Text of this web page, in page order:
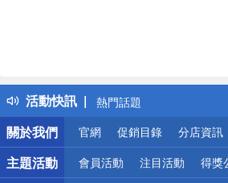
活動快訊
得獎公告
熱門話題
銀行優惠
偏遠地區配送
詐騙網頁！請小心！
關於我們
官網 促銷目錄 分店資訊
主題活動 會員活動 注目活動 得獎